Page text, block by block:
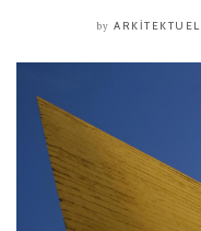
by ARKITEKTUEL